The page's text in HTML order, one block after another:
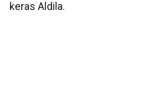
keras Aldila.